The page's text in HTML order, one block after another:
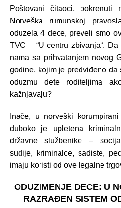
Poštovani čitaoci,
Norveška rumunskoj
oduzela 4 dece, preveli smo
TVC – “U centru zbivanja“.
nama sa prihvatanjem novog
godine, kojim je predviđeno da
oduzmu dete roditeljima
kažnjavaju?
Inače, u norveški
duboko je upletena
državne službenike –
sudije, kriminalce, sadiste,
imaju koristi od ove legalne
ODUZIMENJE DECE: U
RAZRAĐEN SISTEM